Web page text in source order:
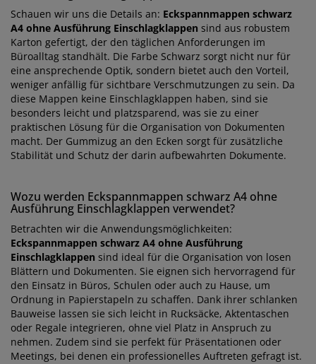
Schauen wir uns die Details an: Eckspannmappen schwarz
A4 ohne Ausführung Einschlagklappen sind aus robustem
Karton gefertigt, der den täglichen Anforderungen im
Büroalltag standhält. Die Farbe Schwarz sorgt nicht nur für
eine ansprechende Optik, sondern bietet auch den Vorteil,
weniger anfällig für sichtbare Verschmutzungen zu sein. Da
diese Mappen keine Einschlagklappen haben, sind sie
besonders leicht und platzsparend, was sie zu einer
praktischen Lösung für die Organisation von Dokumenten
macht. Der Gummizug an den Ecken sorgt für zusätzliche
Stabilität und Schutz der darin aufbewahrten Dokumente.
Wozu werden Eckspannmappen schwarz A4 ohne
Ausführung Einschlagklappen verwendet?
Betrachten wir die Anwendungsmöglichkeiten:
Eckspannmappen schwarz A4 ohne Ausführung
Einschlagklappen sind ideal für die Organisation von losen
Blättern und Dokumenten. Sie eignen sich hervorragend für
den Einsatz in Büros, Schulen oder auch zu Hause, um
Ordnung in Papierstapeln zu schaffen. Dank ihrer schlanken
Bauweise lassen sie sich leicht in Rucksäcke, Aktentaschen
oder Regale integrieren, ohne viel Platz in Anspruch zu
nehmen. Zudem sind sie perfekt für Präsentationen oder
Meetings, bei denen ein professionelles Auftreten gefragt ist.